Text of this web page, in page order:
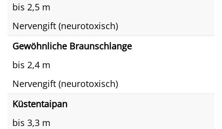
bis 2,5 m
Nervengift (neurotoxisch)
Gewöhnliche Braunschlange
bis 2,4 m
Nervengift (neurotoxisch)
Küstentaipan
bis 3,3 m